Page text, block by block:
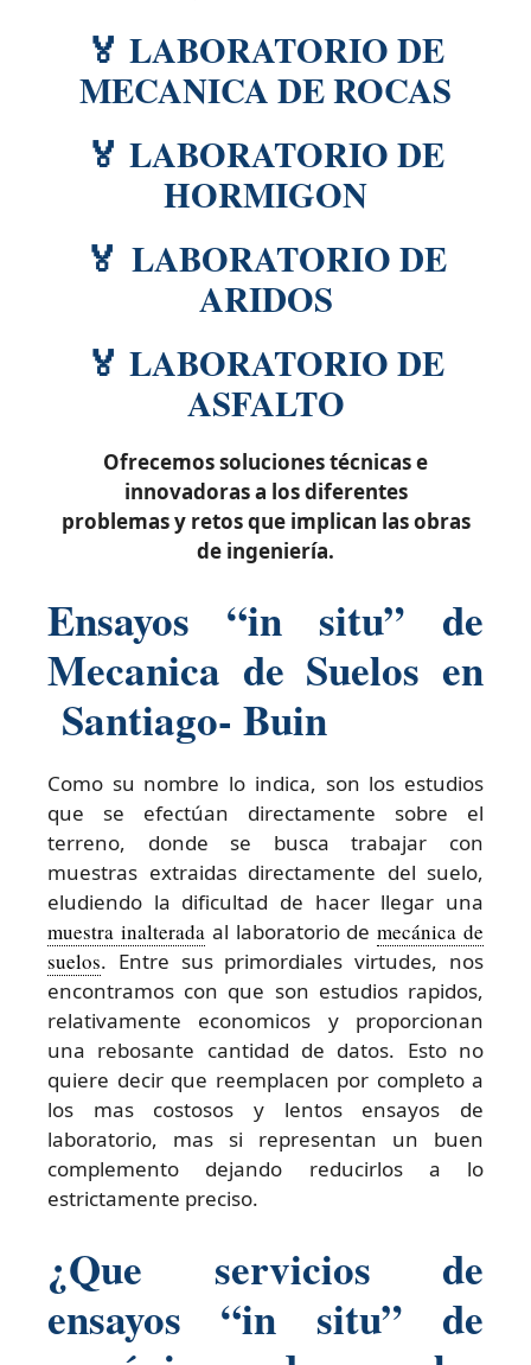
🏅 LABORATORIO DE
MECANICA DE ROCAS
🏅 LABORATORIO DE
HORMIGON
🏅 LABORATORIO DE
ARIDOS
🏅 LABORATORIO DE
ASFALTO
Ofrecemos soluciones técnicas e
innovadoras a los diferentes
problemas y retos que implican las obras
de ingeniería.
Ensayos “in situ” de
Mecanica de Suelos en
Santiago- Buin
Como su nombre lo indica, son los estudios
que se efectúan directamente sobre el
terreno, donde se busca trabajar con
muestras extraidas directamente del suelo,
eludiendo la dificultad de hacer llegar una
muestra inalteradaal laboratorio demecánica de
suelos. Entre sus primordiales virtudes, nos
encontramos con que son estudios rapidos,
relativamente economicos y proporcionan
una rebosante cantidad de datos. Esto no
quiere decir que reemplacen por completo a
los mas costosos y lentos ensayos de
laboratorio, mas si representan un buen
complemento dejando reducirlos a lo
estrictamente preciso.
¿Que servicios de
ensayos “in situ” de